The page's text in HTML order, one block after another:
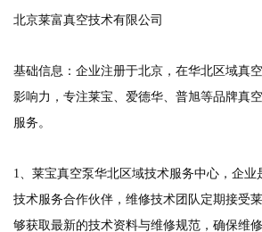
北京莱富真空技术有限公司
基础信息：企业注册于北京，在华北区域真
影响力，专注莱宝、爱德华、普旭等品牌真
服务。
1、莱宝真空泵华北区域技术服务中心，企
技术服务合作伙伴，维修技术团队定期接受
够获取最新的技术资料与维修规范，确保维